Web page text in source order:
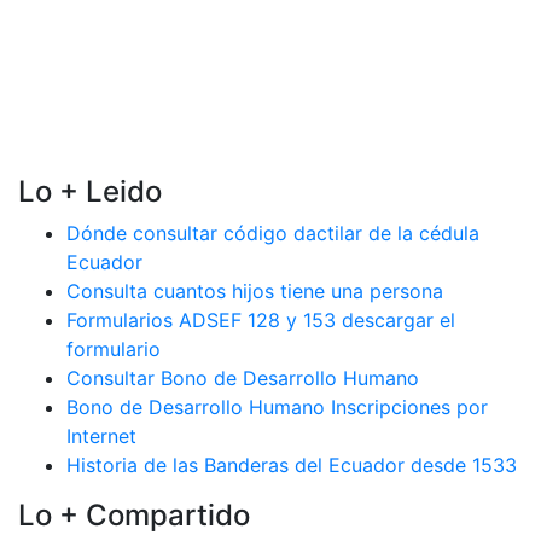
Lo + Leido
Dónde consultar código dactilar de la cédula
Ecuador
Consulta cuantos hijos tiene una persona
Formularios ADSEF 128 y 153 descargar el
formulario
Consultar Bono de Desarrollo Humano
Bono de Desarrollo Humano Inscripciones por
Internet
Historia de las Banderas del Ecuador desde 1533
Lo + Compartido